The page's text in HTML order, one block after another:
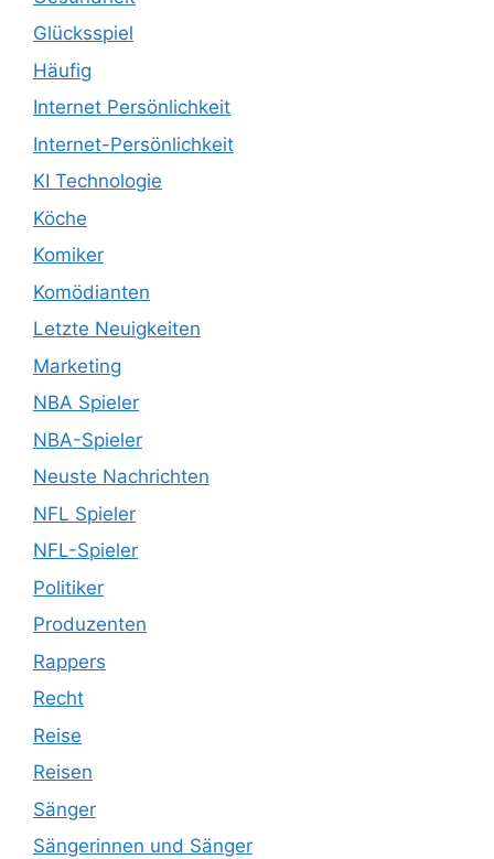
Glücksspiel
Häufig
Internet Persönlichkeit
Internet-Persönlichkeit
KI Technologie
Köche
Komiker
Komödianten
Letzte Neuigkeiten
Marketing
NBA Spieler
NBA-Spieler
Neuste Nachrichten
NFL Spieler
NFL-Spieler
Politiker
Produzenten
Rappers
Recht
Reise
Reisen
Sänger
Sängerinnen und Sänger